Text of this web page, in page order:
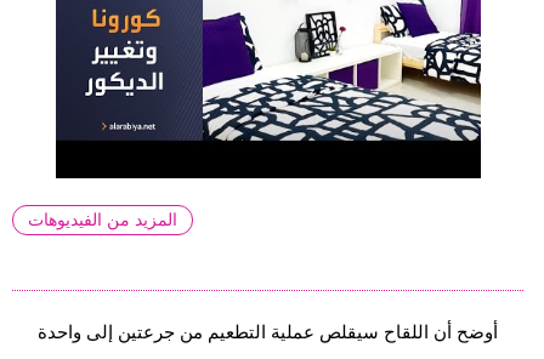
المزيد من الفيديوهات
أوضح أن اللقاح سيقلص عملية التطعيم من جرعتين إلى واحدة